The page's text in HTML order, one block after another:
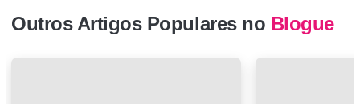
Outros Artigos Populares no Blogue